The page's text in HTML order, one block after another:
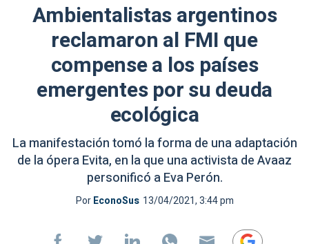
Ambientalistas argentinos
reclamaron al FMI que
compense a los países
emergentes por su deuda
ecológica
La manifestación tomó la forma de una adaptación
de la ópera Evita, en la que una activista de Avaaz
personificó a Eva Perón.
PorEconoSus 13/04/2021, 3:44 pm